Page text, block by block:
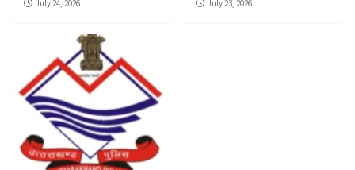
July 24, 2026
July 23, 2026